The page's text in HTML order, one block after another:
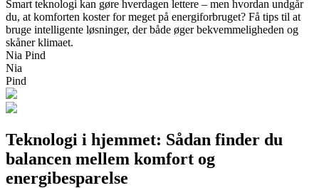
Smart teknologi kan gøre hverdagen lettere – men hvordan undgår
du, at komforten koster for meget på energiforbruget? Få tips til at
bruge intelligente løsninger, der både øger bekvemmeligheden og
skåner klimaet.
Nia Pind
Nia
Pind
Teknologi i hjemmet: Sådan finder du
balancen mellem komfort og
energibesparelse